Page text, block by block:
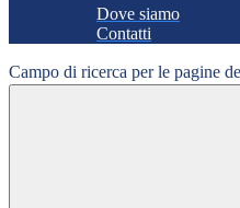
Dove siamo
Contatti
Campo di ricerca per le pagine